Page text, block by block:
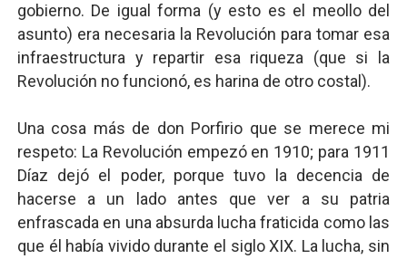
gobierno. De igual forma (y esto es el meollo del
asunto) era necesaria la Revolución para tomar esa
infraestructura y repartir esa riqueza (que si la
Revolución no funcionó, es harina de otro costal).
Una cosa más de don Porfirio que se merece mi
respeto: La Revolución empezó en 1910; para 1911
Díaz dejó el poder, porque tuvo la decencia de
hacerse a un lado antes que ver a su patria
enfrascada en una absurda lucha fraticida como las
que él había vivido durante el siglo XIX. La lucha, sin